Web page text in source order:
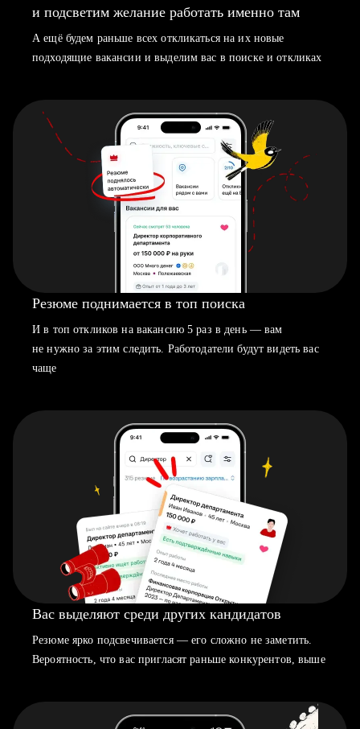
и подсветим желание работать именно там
А ещё будем раньше всех откликаться на их новые
подходящие вакансии и выделим вас в поиске и откликах
Резюме поднимается в топ поиска
И в топ откликов на вакансию 5 раз в день — вам
не нужно за этим следить. Работодатели будут видеть вас
чаще
Вас выделяют среди других кандидатов
Резюме ярко подсвечивается — его сложно не заметить.
Вероятность, что вас пригласят раньше конкурентов, выше